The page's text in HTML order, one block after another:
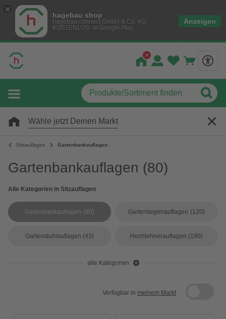
hagebau shop
hagebau connect GmbH & Co. KG
KOSTENLOS- In Google Play
Anzeigen
Wähle jetzt Deinen Markt
Sitzauflagen Gartenbankauflagen
Gartenbankauflagen (80)
Alle Kategorien in Sitzauflagen
Gartenbankauflagen (80) Gartenliegenauflagen (120)
Gartenstuhlauflagen (43) Hochlehnerauflagen (190)
alle Kategorien
Verfügbar in meinem Markt